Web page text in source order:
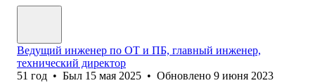
Ведущий инженер по ОТ и ПБ, главный инженер,
технический директор
51 год • Был 15 мая 2025 • Обновлено 9 июня 2023